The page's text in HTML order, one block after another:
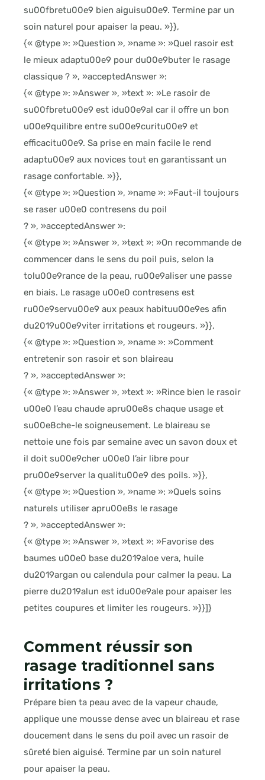
su00fbretu00e9 bien aiguisu00e9. Termine par un
soin naturel pour apaiser la peau. »}},
{« @type »: »Question », »name »: »Quel rasoir est
le mieux adaptu00e9 pour du00e9buter le rasage
classique ? », »acceptedAnswer »:
{« @type »: »Answer », »text »: »Le rasoir de
su00fbretu00e9 est idu00e9al car il offre un bon
u00e9quilibre entre su00e9curitu00e9 et
efficacitu00e9. Sa prise en main facile le rend
adaptu00e9 aux novices tout en garantissant un
rasage confortable. »}},
{« @type »: »Question », »name »: »Faut-il toujours
se raser u00e0 contresens du poil
? », »acceptedAnswer »:
{« @type »: »Answer », »text »: »On recommande de
commencer dans le sens du poil puis, selon la
tolu00e9rance de la peau, ru00e9aliser une passe
en biais. Le rasage u00e0 contresens est
ru00e9servu00e9 aux peaux habituu00e9es afin
du2019u00e9viter irritations et rougeurs. »}},
{« @type »: »Question », »name »: »Comment
entretenir son rasoir et son blaireau
? », »acceptedAnswer »:
{« @type »: »Answer », »text »: »Rince bien le rasoir
u00e0 l’eau chaude apru00e8s chaque usage et
su00e8che-le soigneusement. Le blaireau se
nettoie une fois par semaine avec un savon doux et
il doit su00e9cher u00e0 l’air libre pour
pru00e9server la qualitu00e9 des poils. »}},
{« @type »: »Question », »name »: »Quels soins
naturels utiliser apru00e8s le rasage
? », »acceptedAnswer »:
{« @type »: »Answer », »text »: »Favorise des
baumes u00e0 base du2019aloe vera, huile
du2019argan ou calendula pour calmer la peau. La
pierre du2019alun est idu00e9ale pour apaiser les
petites coupures et limiter les rougeurs. »}}]}
Comment réussir son
rasage traditionnel sans
irritations ?
Prépare bien ta peau avec de la vapeur chaude,
applique une mousse dense avec un blaireau et rase
doucement dans le sens du poil avec un rasoir de
sûreté bien aiguisé. Termine par un soin naturel
pour apaiser la peau.